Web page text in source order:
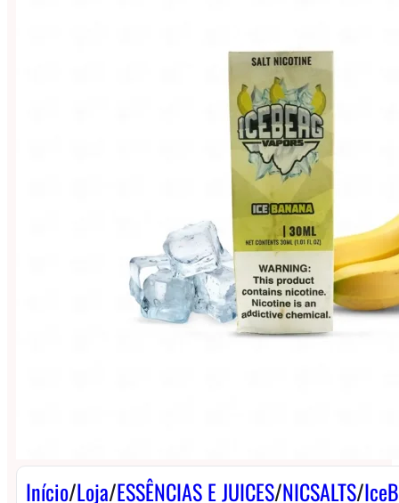
Início/Loja/ESSÊNCIAS E JUICES/NICSALTS/